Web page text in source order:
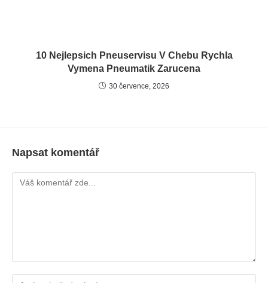
10 Nejlepsich Pneuservisu V Chebu Rychla
Vymena Pneumatik Zarucena
30 července, 2026
Napsat komentář